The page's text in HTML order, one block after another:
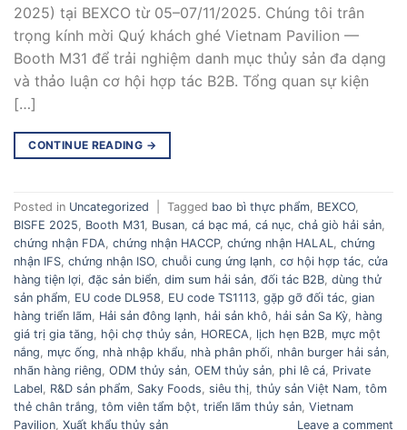
2025) tại BEXCO từ 05–07/11/2025. Chúng tôi trân
trọng kính mời Quý khách ghé Vietnam Pavilion —
Booth M31 để trải nghiệm danh mục thủy sản đa dạng
và thảo luận cơ hội hợp tác B2B. Tổng quan sự kiện
[…]
CONTINUE READING →
Posted in Uncategorized Tagged bao bì thực phẩm, BEXCO,
BISFE 2025, Booth M31, Busan, cá bạc má, cá nục, chả giò hải sản,
chứng nhận FDA, chứng nhận HACCP, chứng nhận HALAL, chứng
nhận IFS, chứng nhận ISO, chuỗi cung ứng lạnh, cơ hội hợp tác, cửa
hàng tiện lợi, đặc sản biển, dim sum hải sản, đối tác B2B, dùng thử
sản phẩm, EU code DL958, EU code TS1113, gặp gỡ đối tác, gian
hàng triển lãm, Hải sản đông lạnh, hải sản khô, hải sản Sa Kỳ, hàng
giá trị gia tăng, hội chợ thủy sản, HORECA, lịch hẹn B2B, mực một
nắng, mực ống, nhà nhập khẩu, nhà phân phối, nhân burger hải sản,
nhãn hàng riêng, ODM thủy sản, OEM thủy sản, phi lê cá, Private
Label, R&D sản phẩm, Saky Foods, siêu thị, thủy sản Việt Nam, tôm
thẻ chân trắng, tôm viên tẩm bột, triển lãm thủy sản, Vietnam
Pavilion, Xuất khẩu thủy sản Leave a comment